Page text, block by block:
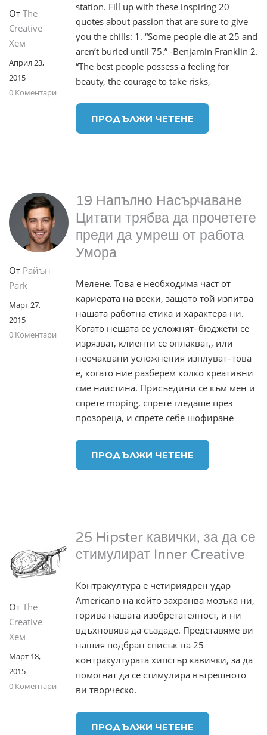
От The
Creative
Хем
Април 23,
2015
0 Коментари
station. Fill up with these inspiring 20
quotes about passion that are sure to give
you the chills: 1. “Some people die at 25 and
aren’t buried until 75.” -Benjamin Franklin 2.
“The best people possess a feeling for
beauty, the courage to take risks,
ПРОДЪЛЖИ ЧЕТЕНЕ
От Райън
Park
Март 27,
2015
0 Коментари
19 Напълно Насърчаване
Цитати трябва да прочетете
преди да умреш от работа
Умора
Мелене. Това е необходима част от
кариерата на всеки, защото той изпитва
нашата работна етика и характера ни.
Когато нещата се усложнят–бюджети се
изрязват, клиенти се оплакват,, или
неочаквани усложнения изплуват–това
е, когато ние разберем колко креативни
сме наистина. Присъедини се към мен и
спрете moping, спрете гледаше през
прозореца, и спрете себе шофиране
ПРОДЪЛЖИ ЧЕТЕНЕ
От The
Creative
Хем
Март 18,
2015
0 Коментари
25 Hipster кавички, за да се
стимулират Inner Creative
Контракултура е четириядрен удар
Americano на който захранва мозъка ни,
горива нашата изобретателност, и ни
вдъхновява да създаде. Представяме ви
нашия подбран списък на 25
контракултурата хипстър кавички, за да
помогнат да се стимулира вътрешното
ви творческо.
ПРОДЪЛЖИ ЧЕТЕНЕ